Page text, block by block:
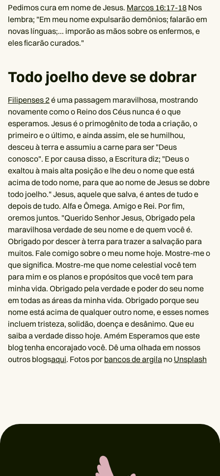
Pedimos cura em nome de Jesus. Marcos 16:17-18 Nos
lembra; "Em meu nome expulsarão demônios; falarão em
novas línguas;... imporão as mãos sobre os enfermos, e
eles ficarão curados."
Todo joelho deve se dobrar
Filipenses 2 é uma passagem maravilhosa, mostrando
novamente como o Reino dos Céus nunca é o que
esperamos. Jesus é o primogênito de toda a criação, o
primeiro e o último, e ainda assim, ele se humilhou,
desceu à terra e assumiu a carne para ser "Deus
conosco". E por causa disso, a Escritura diz; "Deus o
exaltou à mais alta posição e lhe deu o nome que está
acima de todo nome, para que ao nome de Jesus se dobre
todo joelho." Jesus, aquele que salva, é antes de tudo e
depois de tudo. Alfa e Ômega. Amigo e Rei. Por fim,
oremos juntos. "Querido Senhor Jesus, Obrigado pela
maravilhosa verdade de seu nome e de quem você é.
Obrigado por descer à terra para trazer a salvação para
muitos. Fale comigo sobre o meu nome hoje. Mostre-me o
que significa. Mostre-me que nome celestial você tem
para mim e os planos e propósitos que você tem para
minha vida. Obrigado pela verdade e poder do seu nome
em todas as áreas da minha vida. Obrigado porque seu
nome está acima de qualquer outro nome, e esses nomes
incluem tristeza, solidão, doença e desânimo. Que eu
saiba a verdade disso hoje. Amém Esperamos que este
blog tenha encorajado você. Dê uma olhada em nossos
outros blogsaqui. Fotos por bancos de argila no Unsplash